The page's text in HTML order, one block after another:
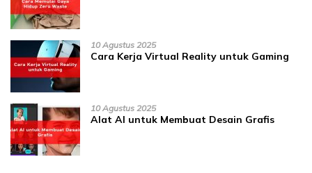
10 Agustus 2025
Cara Kerja Virtual Reality untuk Gaming
10 Agustus 2025
Alat AI untuk Membuat Desain Grafis